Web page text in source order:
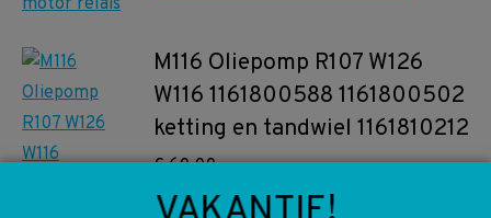
M116 Oliepomp R107 W126
W116 1161800588 1161800502
ketting en tandwiel 1161810212
€60,00